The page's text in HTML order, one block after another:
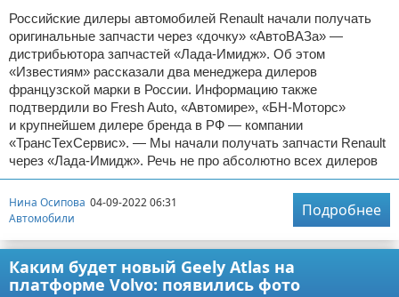
Российские дилеры автомобилей Renault начали получать
оригинальные запчасти через «дочку» «АвтоВАЗа» —
дистрибьютора запчастей «Лада-Имидж». Об этом
«Известиям» рассказали два менеджера дилеров
французской марки в России. Информацию также
подтвердили во Fresh Auto, «Автомире», «БН-Моторс»
и крупнейшем дилере бренда в РФ — компании
«ТрансТехСервис». — Мы начали получать запчасти Renault
через «Лада-Имидж». Речь не про абсолютно всех дилеров
Нина Осипова 04-09-2022 06:31
Автомобили
Подробнее
Каким будет новый Geely Atlas на
платформе Volvo: появились фото